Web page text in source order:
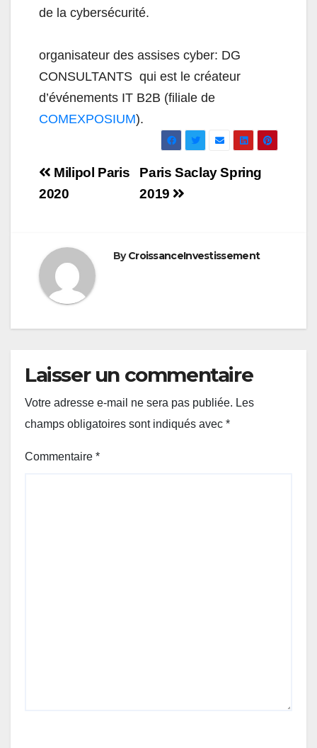
de la cybersécurité.
organisateur des assises cyber: DG
CONSULTANTS qui est le créateur
d’événements IT B2B (filiale de
COMEXPOSIUM).
Navigation
de
Paris Saclay Spring
2019
Milipol Paris
2020
ByCroissanceInvestissement
Laisser un commentaire
Votre adresse e-mail ne sera pas publiée. Les
champs obligatoires sont indiqués avec *
Commentaire *